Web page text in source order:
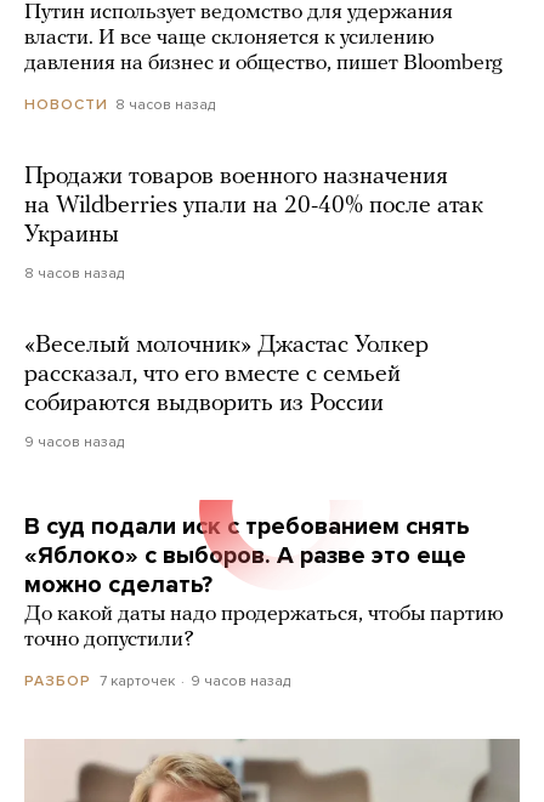
Путин использует ведомство для удержания
власти. И все чаще склоняется к усилению
давления на бизнес и общество, пишет Bloomberg
НОВОСТИ 8 часов назад
Продажи товаров военного назначения
на Wildberries упали на 20-40% после атак
Украины
8 часов назад
«Веселый молочник» Джастас Уолкер
рассказал, что его вместе с семьей
собираются выдворить из России
9 часов назад
В суд подали иск с требованием снять
«Яблоко» с выборов. А разве это еще
можно сделать?
До какой даты надо продержаться, чтобы партию
точно допустили?
РАЗБОР 7 карточек 9 часов назад